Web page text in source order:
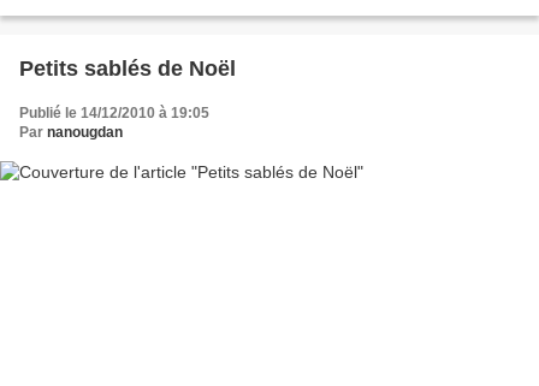
Petits sablés de Noël
Publié le 14/12/2010 à 19:05
Par nanougdan